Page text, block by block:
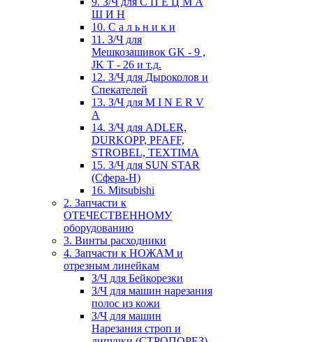
Ш И Н
10. С а л ь н и к и
11. З/Ч для
Мешкозашивок GK - 9 ,
JK T - 26 и т.д.
12. З/Ч для Дыроколов и
Спекателей
13. З/Ч для M I N E R V
A
14. З/Ч для ADLER,
DURKOPP, PFAFF,
STROBEL, TEXTIMA
15. З/Ч для SUN STAR
(Сфера-Н)
16. Mitsubishi
2. Запчасти к
ОТЕЧЕСТВЕННОМУ
оборудованию
3. Винты расходники
4. Запчасти к НОЖАМ и
отрезным линейкам
З/Ч для Бейкорезки
З/Ч для машин нарезания
полос из кожи
З/Ч для машин
Нарезания строп и